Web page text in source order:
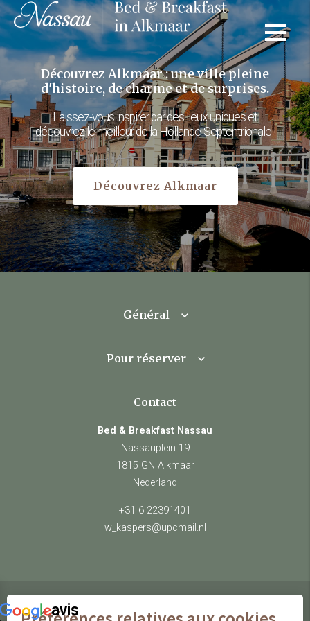
Découvrez Alkmaar : une ville pleine
d'histoire, de charme et de surprises.
Laissez-vous inspirer par des lieux uniques et
découvrez le meilleur de la Hollande-Septentrionale !
Découvrez Alkmaar
Général
Pour réserver
Contact
Bed & Breakfast Nassau
Nassauplein 19
1815 GN Alkmaar
Nederland
+31 6 22391401
w_kaspers@upcmail.nl
© Bed & Breakfast Nassau
avis